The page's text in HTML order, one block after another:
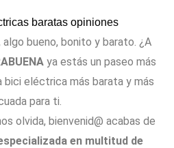
bueno, bonito y barato. ¿A
ya estás un paseo más
eléctrica más barata y más
para ti.
olvida, bienvenid@ acabas de
en multitud de